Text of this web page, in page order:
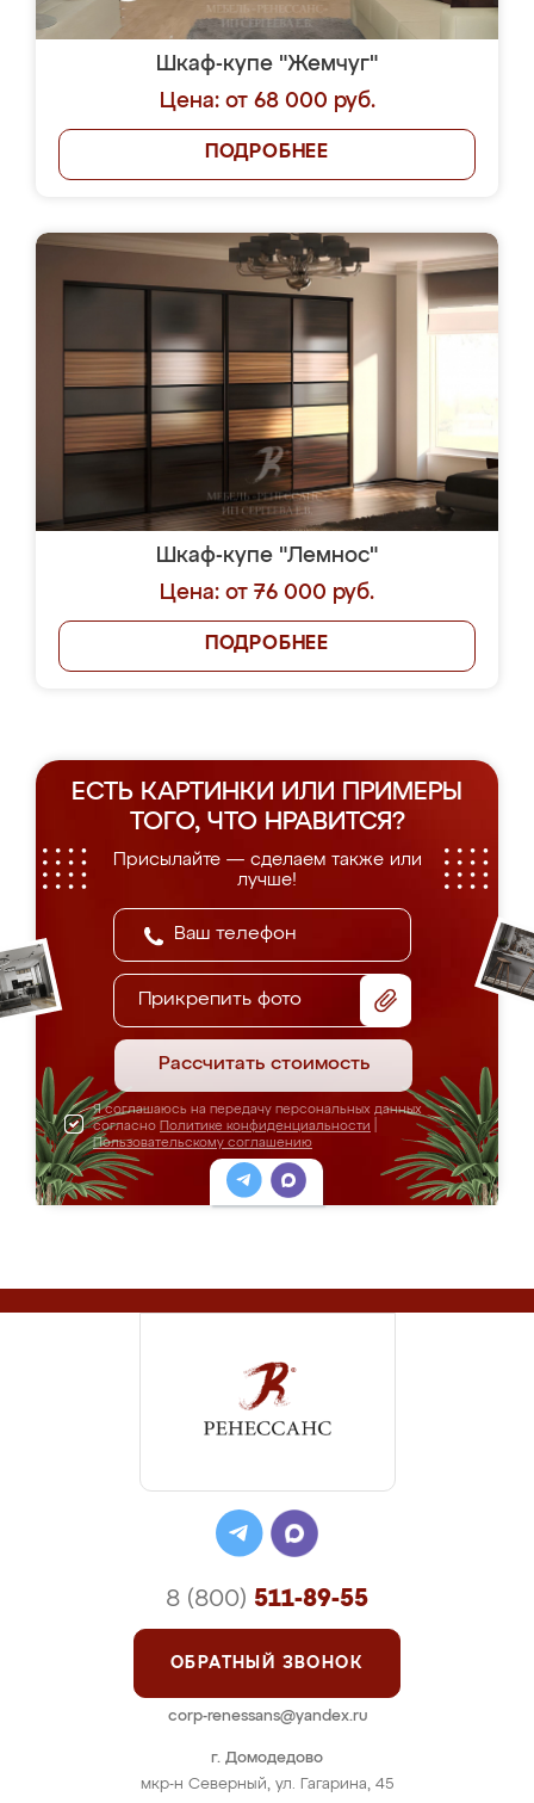
Шкаф-купе "Жемчуг"
Цена: от 68 000 руб.
ПОДРОБНЕЕ
Шкаф-купе "Лемнос"
Цена: от 76 000 руб.
ПОДРОБНЕЕ
ЕСТЬ КАРТИНКИ ИЛИ ПРИМЕРЫ
ТОГО, ЧТО НРАВИТСЯ?
Присылайте — сделаем также или
лучше!
Прикрепить фото
Рассчитать стоимость
Я соглашаюсь на передачу персональных данных
согласно Политике конфиденциальности
Пользовательскому соглашению
г. Домодедово
мкр-н Северный, ул. Гагарина, 45
8 (800) 511-89-55
ОБРАТНЫЙ ЗВОНОК
corp-renessans@yandex.ru